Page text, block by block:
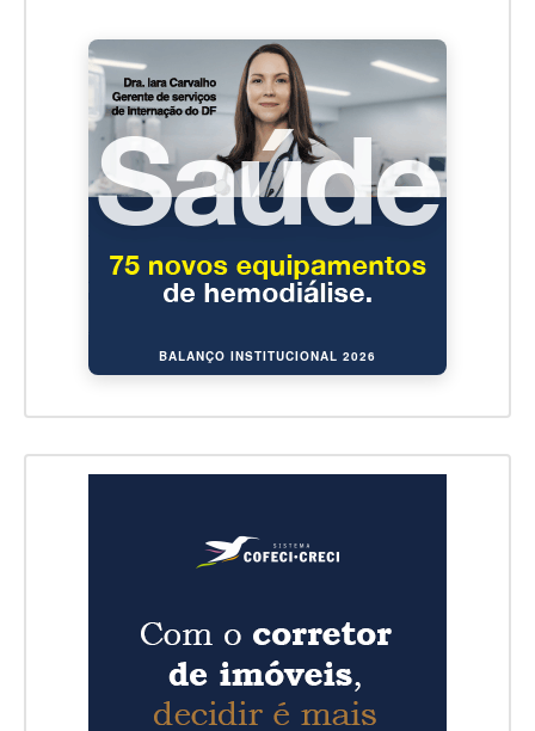
BALANÇO INSTITUCIONAL 2026